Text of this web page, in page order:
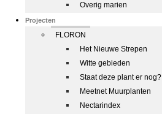
Overig marien
Projecten
FLORON
Het Nieuwe Strepen
Witte gebieden
Staat deze plant er nog?
Meetnet Muurplanten
Nectarindex